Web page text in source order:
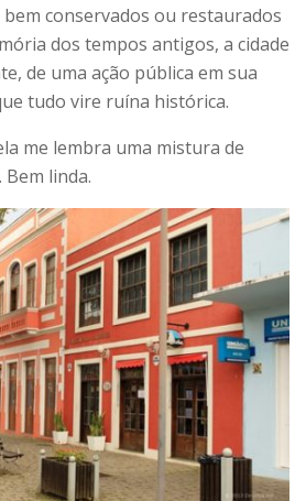
conservados ou restaurados
dos tempos antigos, a cidade
de uma ação pública em sua
tudo vire ruína histórica.
me lembra uma mistura de
Bem linda.